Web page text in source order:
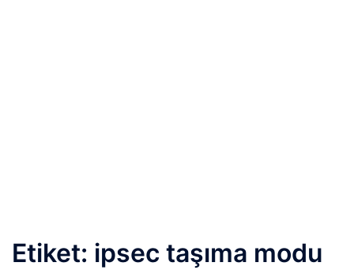
Etiket: ipsec taşıma modu